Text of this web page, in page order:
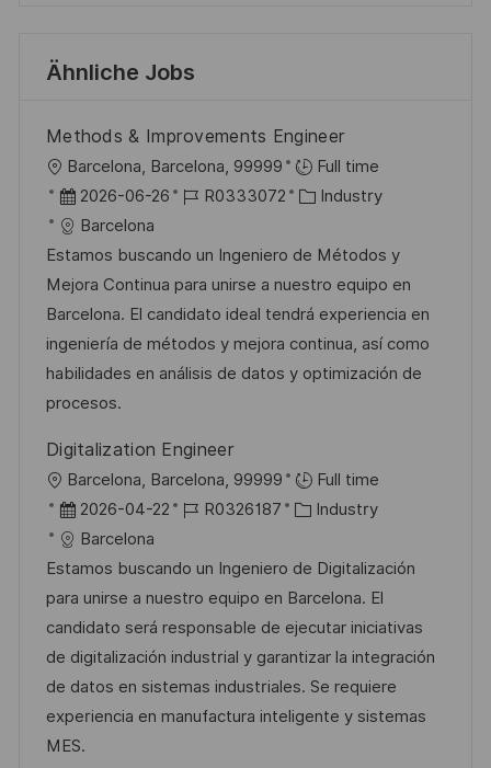
Ähnliche Jobs
Methods & Improvements Engineer
O
r
t
Barcelona, Barcelona, 99999
Full time
D
a
t
u
m
d
e
r
e
r
ö
f
f
e
n
t
l
i
c
2026-06-26
J
b
-
I
D
R0333072
K
t
e
g
o
r
Industry
Barcelona
Estamos buscando un Ingeniero de Métodos y
Mejora Continua para unirse a nuestro equipo en
Barcelona. El candidato ideal tendrá experiencia en
ingeniería de métodos y mejora continua, así como
habilidades en análisis de datos y optimización de
procesos.
Digitalization Engineer
O
r
t
Barcelona, Barcelona, 99999
Full time
D
a
t
u
m
d
e
r
V
2026-04-22
J
b
-
I
D
R0326187
K
t
e
g
o
r
i
Industry
Barcelona
Estamos buscando un Ingeniero de Digitalización
para unirse a nuestro equipo en Barcelona. El
candidato será responsable de ejecutar iniciativas
de digitalización industrial y garantizar la integración
de datos en sistemas industriales. Se requiere
experiencia en manufactura inteligente y sistemas
MES.